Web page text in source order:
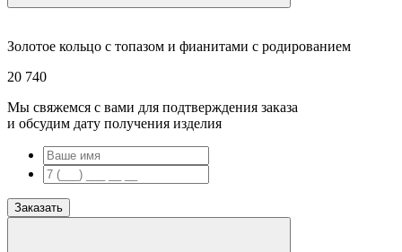
Золотое кольцо с топазом и фианитами с родированием
20 740
Мы свяжемся с вами для подтверждения заказа
и обсудим дату получения изделия
Заказать